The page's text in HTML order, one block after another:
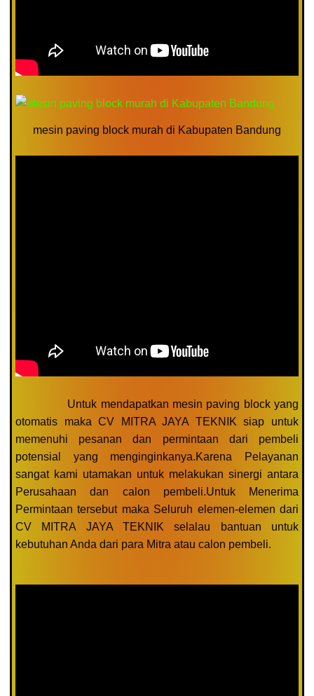
mesin paving block murah di Kabupaten Bandung
Untuk mendapatkan mesin paving block yang
otomatis maka CV MITRA JAYA TEKNIK siap untuk
memenuhi pesanan dan permintaan dari pembeli
potensial yang menginginkanya.Karena Pelayanan
sangat kami utamakan untuk melakukan sinergi antara
Perusahaan dan calon pembeli.Untuk Menerima
Permintaan tersebut maka Seluruh elemen-elemen dari
CV MITRA JAYA TEKNIK selalau bantuan untuk
kebutuhan Anda dari para Mitra atau calon pembeli.